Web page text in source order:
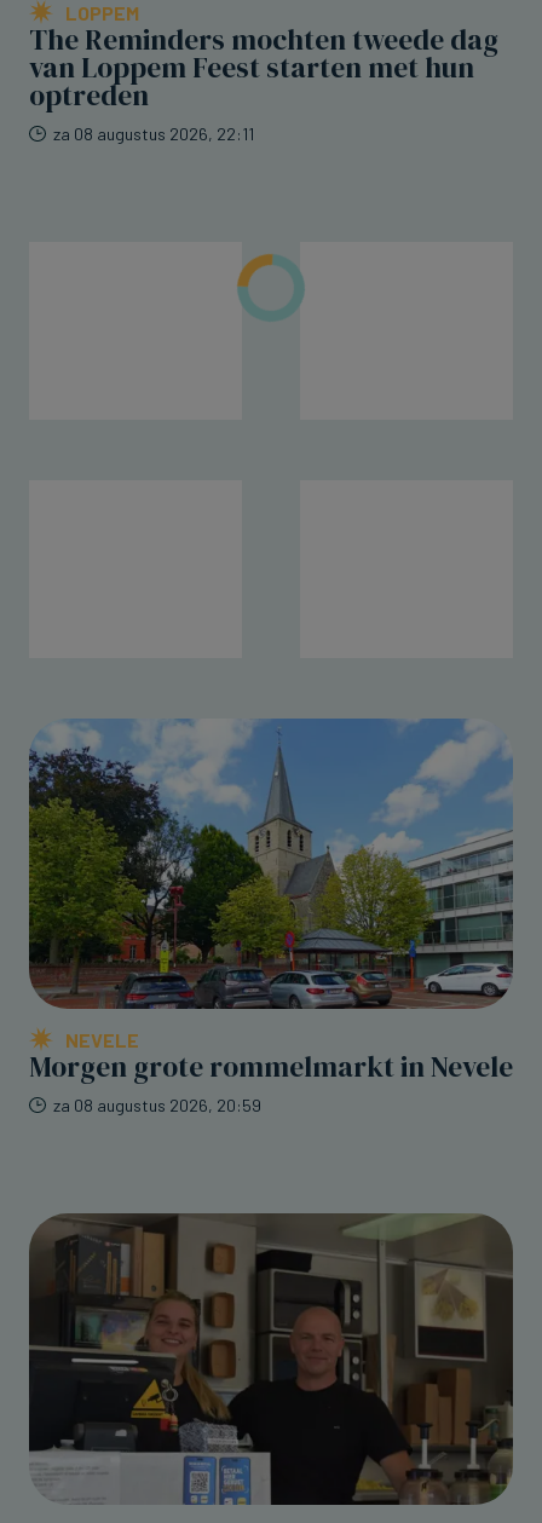
LOPPEM
The Reminders mochten tweede dag
van Loppem Feest starten met hun
optreden
za 08 augustus 2026, 22:11
NEVELE
Morgen grote rommelmarkt in Nevele
za 08 augustus 2026, 20:59